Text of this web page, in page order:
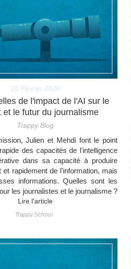
26 Février 2026
de l'impact de l'AI sur le
et le futur du journalisme
Trappy Blog
Julien et Mehdi font le point
des capacités de l'intelligence
dans sa capacité à produire
et rapidement de l'information, mais
informations. Quelles sont les
les journalistes et le journalisme ?
Lire l'article
Trappy School